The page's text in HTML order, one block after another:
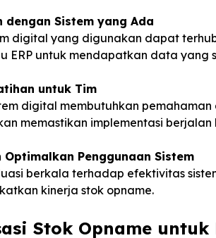
Sistem yang Ada
digital yang digunakan dapat
ERP untuk mendapatkan data yang
untuk Tim
digital membutuhkan
memastikan implementasi berjalan
Optimalkan Penggunaan Sistem
berkala terhadap efektivitas
kinerja stok opname.
Stok Opname untuk